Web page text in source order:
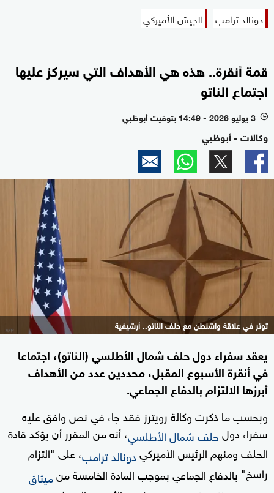
دونالد ترامب
الجيش الأميركي
قمة أنقرة.. هذه هي الأهداف التي سيركز عليها
اجتماع الناتو
l 3 يوليو 2026 - 14:49 بتوقيت أبوظبي
وكالات - أبوظبي
توتر في علاقة واشنطن مع حلف الناتو.. أرشيفية
يعقد سفراء دول حلف شمال الأطلسي (الناتو)، اجتماعا
في أنقرة الأسبوع المقبل، محددين عدد من الأهداف
أبرزها الالتزام بالدفاع الجماعي.
وبحسب ما ذكرت وكالة رويترز فقد جاء في نص ​وافق ⁠عليه
سفراء دولحلف شمال الأطلسي، أنه ​من المقرر أن ‌يؤكد قادة
الحلف ومنهم الرئيس الأميركيدونالد ‌ترامب، ‌على "التزام
راسخ" بالدفاع الجماعي بموجب المادة الخامسة منميثاق